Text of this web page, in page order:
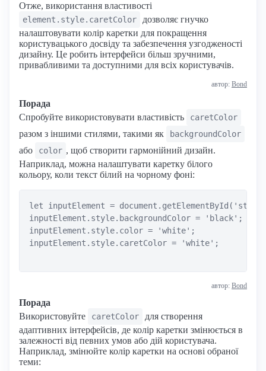
Отже, використання властивості
element.style.caretColor
дозволяє гнучко
налаштовувати колір каретки для покращення
користувацького досвіду та забезпечення узгодженості
дизайну. Це робить інтерфейси більш зручними,
привабливими та доступними для всіх користувачів.
автор: Bond
Порада
Спробуйте використовувати властивість
caretColor
разом з іншими стилями, такими як backgroundColor
або color , щоб створити гармонійний дизайн.
Наприклад, можна налаштувати каретку білого
кольору, коли текст білий на чорному фоні:
let inputElement =
inputElement.style.backgroundColor = 'black';
inputElement.style.color = 'white';
inputElement.style.caretColor = 'white';
автор: Bond
Порада
Використовуйте
caretColor
для створення
адаптивних інтерфейсів, де колір каретки змінюється в
залежності від певних умов або дій користувача.
Наприклад, змінюйте колір каретки на основі обраної
теми: